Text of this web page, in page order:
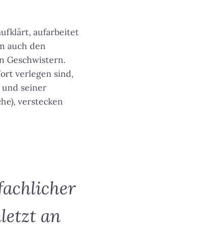
aufarbeitet
auch den
Geschwistern.
verlegen sind,
seiner
verstecken
an